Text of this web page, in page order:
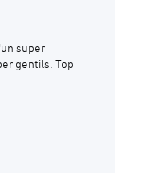
super
gentils. Top